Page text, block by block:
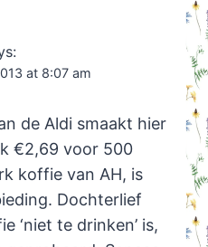
at 8:07 am
de Aldi smaakt hier
€2,69 voor 500
koffie van AH, is
Dochterlief
‘niet te drinken’ is,